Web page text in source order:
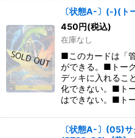
〔状態A-〕(-)(ト
450円(税込)
在庫なし
■このカードは「
ができる。■トー
デッキに入れるこ
化できない。■ト
はできない。■ト
〔状態A-〕(05)サ